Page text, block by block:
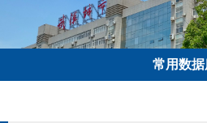
常用数据